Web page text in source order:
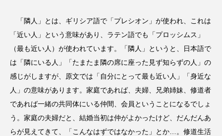
「隣人」とは、ギリシア語で「プレシオン」が使われ、これは
「近い人」という意味があり、ラテン語でも「プロッシムス」
（最も近い人）が使われています。「隣人」というと、日本語で
は「隣にいる人」「たまたま隣の席に座った見ず知らずの人」の
感じがしますが、原文では「自分にとって最も近い人」「身近な
人」の意味があります。家庭であれば、夫婦、兄弟姉妹、修道者
であれば一緒の共同体にいる仲間、会員ということになるでしょ
う。家庭の夫婦だと、結婚当初は仲がよかったけど、だんだんあ
らが見えてきて、「こんなはずではなかった」とか…。修道生活